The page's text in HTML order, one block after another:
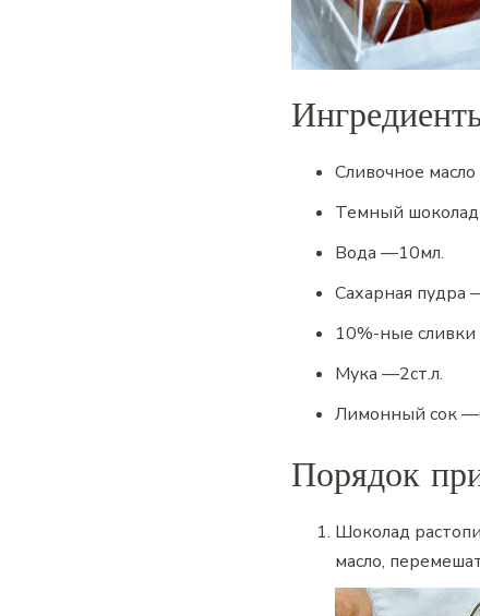
Сливочное масло
Темный шоколад
Вода —10мл.
Сахарная пудра
10%-ные сливки
Мука —2ст.л.
Лимонный сок—
Порядок
Шоколад
масло,